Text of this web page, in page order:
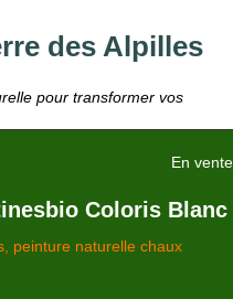
des Alpilles
pour transformer vos
En
Coloris